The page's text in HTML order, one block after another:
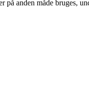
på anden måde bruges,